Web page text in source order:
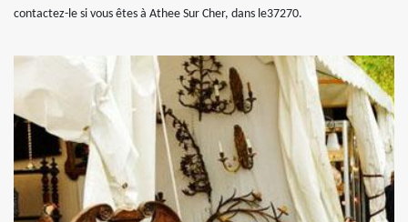
contactez-le si vous êtes à Athee Sur Cher, dans le37270.